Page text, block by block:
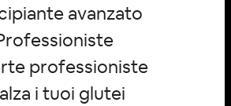
avanzato
professioniste
i tuoi glutei